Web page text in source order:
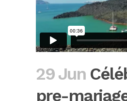
29 Jun
pre-